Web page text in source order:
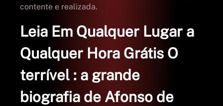
contente e realizada.
Leia Em Qualquer Lugar a
Qualquer Hora Grátis O
terrível : a grande
biografia de Afonso de